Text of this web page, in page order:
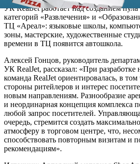
УК RealJet работает над созданием
категорий «Развлечения» и
ТЦ «Ареал»: языковые школы,
зоны, мастерские, художественные
времени в ТЦ появится автошкола.
Алексей Гонцов, руководитель
УК RealJet, рассказал: «При
команда RealJet ориентировалась, в
стороны ритейлеров и интерес
новым направлениям. Разнообразие
и неординарная концепция комплекса
любой запрос посетителей.
очередь, стремится создать
атмосферу в торговом центре, что,
способствовать повторным визитам и
рекомендациям».